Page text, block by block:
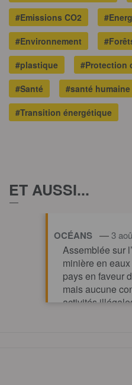
#Emissions CO2
#Environnement
#plastique
#Protection
#Santé
#santé humaine
#Transition énergétique
ET AUSSI...
OCÉANS —3
Assemblée sur
minière en
pays en faveur
mais aucune
activités